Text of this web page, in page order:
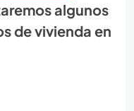
algunos
de vivienda en